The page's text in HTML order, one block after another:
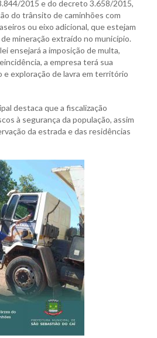
2015 e do decreto 3.658/2015,
do trânsito de caminhões com
ou eixo adicional, que estejam
mineração extraído no município.
ensejará a imposição de multa,
a empresa terá sua
e exploração de lavra em território
destaca que a fiscalização
à segurança da população, assim
da estrada e das residências